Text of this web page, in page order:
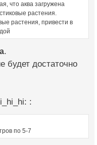
что аква загружена
растения.
растения, привести в
.
будет достаточно
:
по 5-7